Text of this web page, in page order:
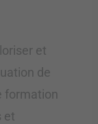
et
de
formation
et